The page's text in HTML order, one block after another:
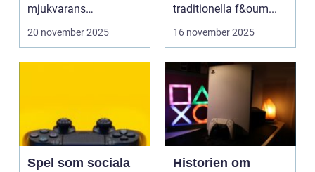
mjukvarans
anpassningsför...
20 november 2025
traditionella f&oum...
16 november 2025
Spel som sociala
Historien om